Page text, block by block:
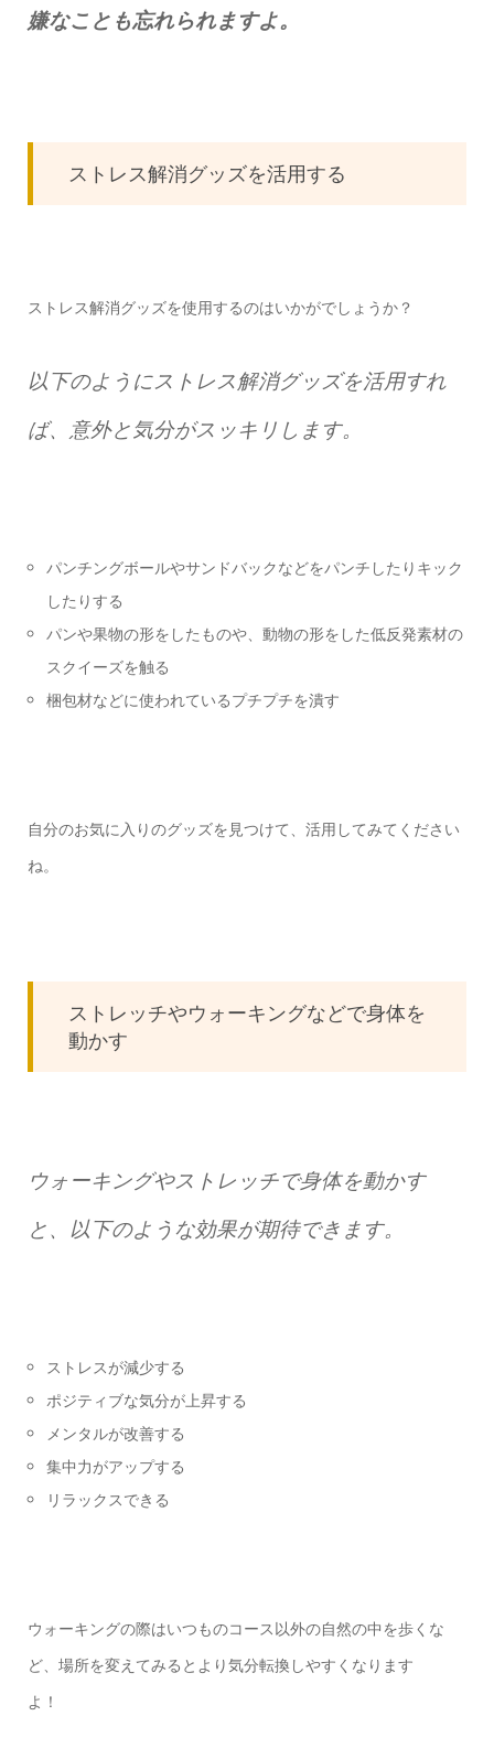
嫌なことも忘れられますよ。
ストレス解消グッズを活用する
ストレス解消グッズを使用するのはいかがでしょうか？
以下のようにストレス解消グッズを活用すれ
ば、意外と気分がスッキリします。
パンチングボールやサンドバックなどをパンチしたりキック
したりする
パンや果物の形をしたものや、動物の形をした低反発素材の
スクイーズを触る
梱包材などに使われているプチプチを潰す
自分のお気に入りのグッズを見つけて、活用してみてください
ね。
ストレッチやウォーキングなどで身体を
動かす
ウォーキングやストレッチで身体を動かす
と、以下のような効果が期待できます。
ストレスが減少する
ポジティブな気分が上昇する
メンタルが改善する
集中力がアップする
リラックスできる
ウォーキングの際はいつものコース以外の自然の中を歩くな
ど、場所を変えてみるとより気分転換しやすくなります
よ！